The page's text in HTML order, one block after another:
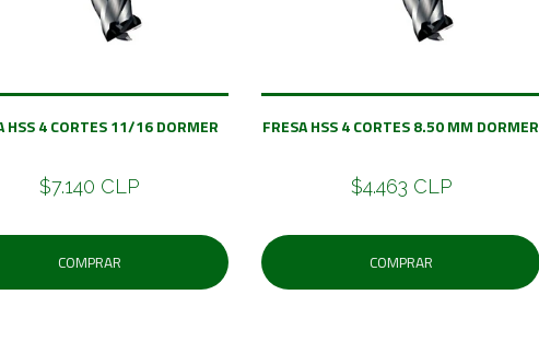
HSS 4 CORTES 11/16 DORMER
$7.140 CLP
COMPRAR
FRESA HSS 4 CORTES 8.50 MM DORMER
$4.463 CLP
COMPRAR